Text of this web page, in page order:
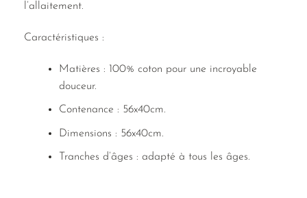
l’allaitement.
Caractéristiques :
Matières : 100% coton pour une incroyable
douceur.
Contenance : 56x40cm.
Dimensions : 56x40cm.
Tranches d’âges : adapté à tous les âges.